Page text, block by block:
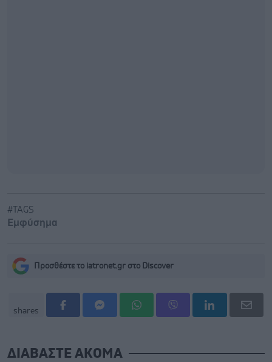
#TAGS
Εμφύσημα
Προσθέστε το iatronet.gr στο Discover
shares
ΔΙΑΒΑΣΤΕ ΑΚΟΜΑ